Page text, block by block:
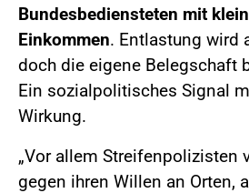
Bundesbediensteten mit
Einkommen. Entlastung wird
doch die eigene Belegschaft
Ein sozialpolitisches Signal
Wirkung.
„Vor allem Streifenpolizisten
gegen ihren Willen an Orten,